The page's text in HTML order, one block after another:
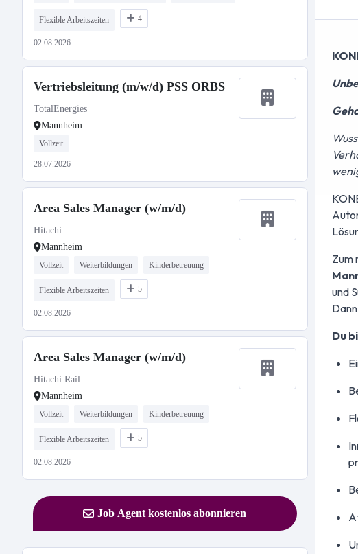
Flexible Arbeitszeiten 4
02.08.2026
Vertriebsleitung (m/w/d) PSS ORBS
TotalEnergies
Mannheim
Vollzeit
28.07.2026
Area Sales Manager (w/m/d)
Hitachi
Mannheim
Vollzeit Weiterbildungen Kinderbetreuung
Flexible Arbeitszeiten 5
02.08.2026
Area Sales Manager (w/m/d)
Hitachi Rail
Mannheim
Vollzeit Weiterbildungen Kinderbetreuung
Flexible Arbeitszeiten 5
02.08.2026
Job Agent kostenlos abonnieren